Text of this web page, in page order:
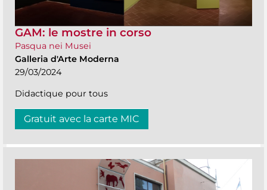
GAM: le mostre in corso
Pasqua nei Musei
Galleria d'Arte Moderna
29/03/2024
Didactique pour tous
Gratuit avec la carte MIC